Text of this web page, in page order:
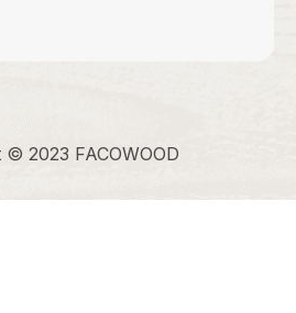
2023 FACOWOOD